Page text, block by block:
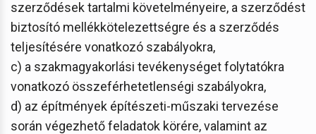
szerződések tartalmi követelményeire, a szerződést
biztosító mellékkötelezettségre és a szerződés
teljesítésére vonatkozó szabályokra,
c) a szakmagyakorlási tevékenységet folytatókra
vonatkozó összeférhetetlenségi szabályokra,
d) az építmények építészeti-műszaki tervezése
során végezhető feladatok körére, valamint az